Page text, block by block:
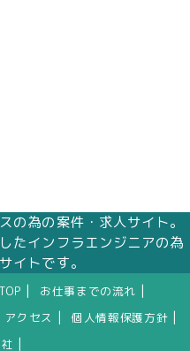
の為の案件・求人サイト。
たインフラエンジニアの為
イトです。
お仕事までの流れ
アクセス 個人情報保護方針